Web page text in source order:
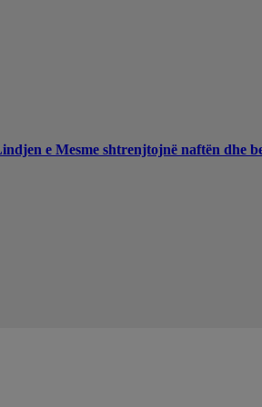
e Mesme shtrenjtojnë naftën dhe